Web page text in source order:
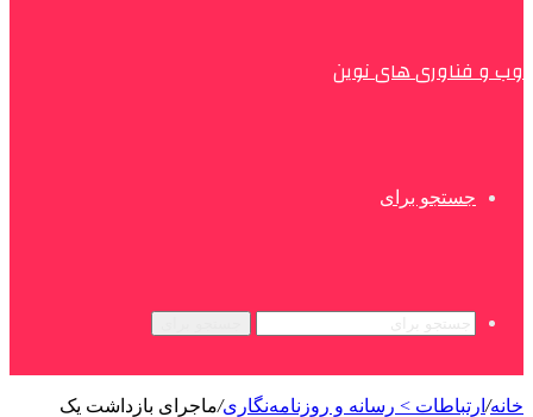
وب و فناوری های نوین
جستجو برای
خانه/ ارتباطات > رسانه و روزنامه‌نگاری/ماجرای بازداشت یک